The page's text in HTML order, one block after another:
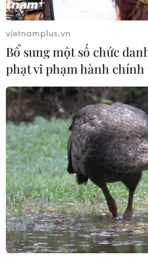
Tổng Bí thư, Chủ tịch
huy Thái Bình Dương Hoa
Tổng Bí thư, Chủ
Tư lệnh Bộ Chỉ huy Thái
Việt Nam-Hoa
khắc phục hậu quả chiến
liệt sỹ
Đại tướng Nguyễn Tân
Bộ Tư lệnh Thái Bình
vietnamplus.vn
Bổ sung một số chức
phạt vi phạm hành chính